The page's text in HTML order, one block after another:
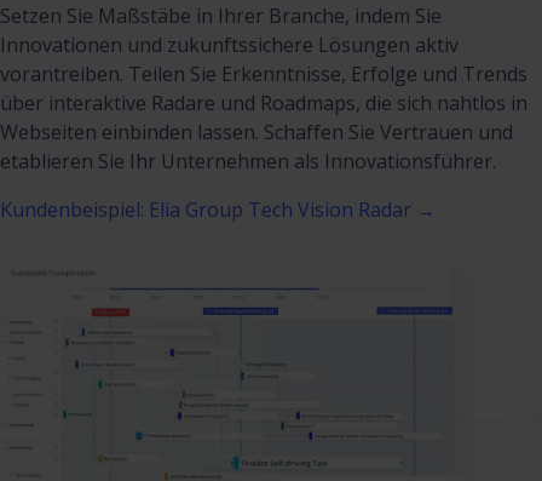
Setzen Sie Maßstäbe in Ihrer Branche, indem Sie
Innovationen und zukunftssichere Lösungen aktiv
vorantreiben. Teilen Sie Erkenntnisse, Erfolge und Trends
über interaktive Radare und Roadmaps, die sich nahtlos in
Webseiten einbinden lassen. Schaffen Sie Vertrauen und
etablieren Sie Ihr Unternehmen als Innovationsführer.
Kundenbeispiel: Elia Group Tech Vision Radar →